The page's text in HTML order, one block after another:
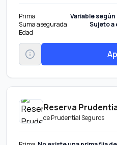
Prima
Variable
Suma asegurada
Sujeto a
Edad
Reserva
dePrudential Seguros